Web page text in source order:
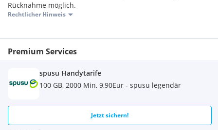
Rücknahme möglich.
Rechtlicher Hinweis
Premium Services
spusu Handytarife
100 GB, 2000 Min, 9,90Eur - spusu legendär
Jetzt sichern!